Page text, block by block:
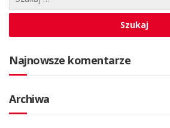
Najnowsze komentarze
Archiwa